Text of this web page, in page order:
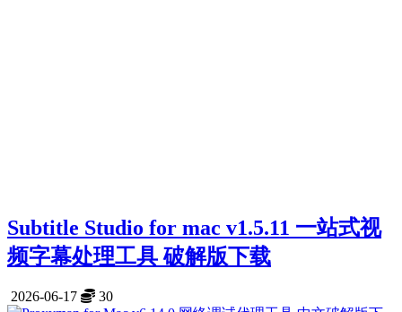
Subtitle Studio for mac v1.5.11 一站式视
频字幕处理工具 破解版下载
2026-06-17 30